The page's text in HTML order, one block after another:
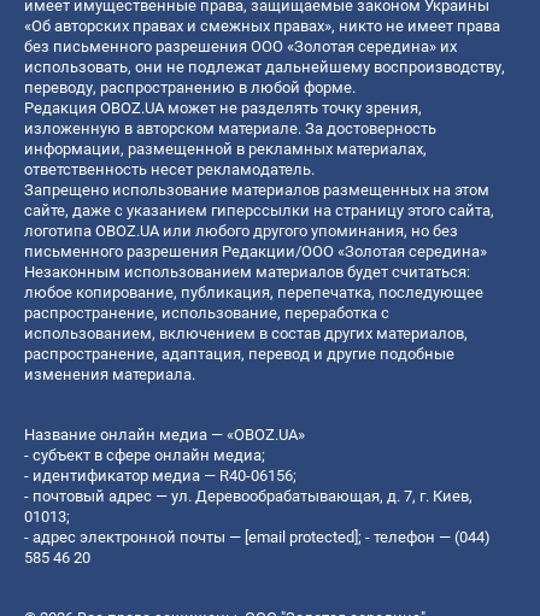
имеет имущественные права, защищаемые законом Украины
«Об авторских правах и смежных правах», никто не имеет права
без письменного разрешения ООО «Золотая середина» их
использовать, они не подлежат дальнейшему воспроизводству,
переводу, распространению в любой форме.
Редакция OBOZ.UA может не разделять точку зрения,
изложенную в авторском материале. За достоверность
информации, размещенной в рекламных материалах,
ответственность несет рекламодатель.
Запрещено использование материалов размещенных на этом
сайте, даже с указанием гиперссылки на страницу этого сайта,
логотипа OBOZ.UA или любого другого упоминания, но без
письменного разрешения Редакции/ООО «Золотая середина»
Незаконным использованием материалов будет считаться:
любое копирование, публикация, перепечатка, последующее
распространение, использование, переработка с
использованием, включением в состав других материалов,
распространение, адаптация, перевод и другие подобные
изменения материала.
Название онлайн медиа — «OBOZ.UA»
- субъект в сфере онлайн медиа;
- идентификатор медиа — R40-06156;
- почтовый адрес — ул. Деревообрабатывающая, д. 7, г. Киев,
01013;
- адрес электронной почты — [email protected] ; - телефон — (044)
585 46 20